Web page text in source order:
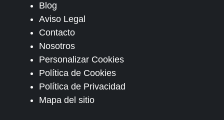
Blog
Aviso Legal
Contacto
Nosotros
Personalizar Cookies
Política de Cookies
Política de Privacidad
Mapa del sitio